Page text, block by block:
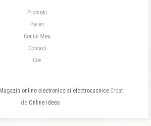
Promotii
Pareri
Contul Meu
Contact
Cos
Magazin online electronice si electrocasniceCreat
de Online Ideea